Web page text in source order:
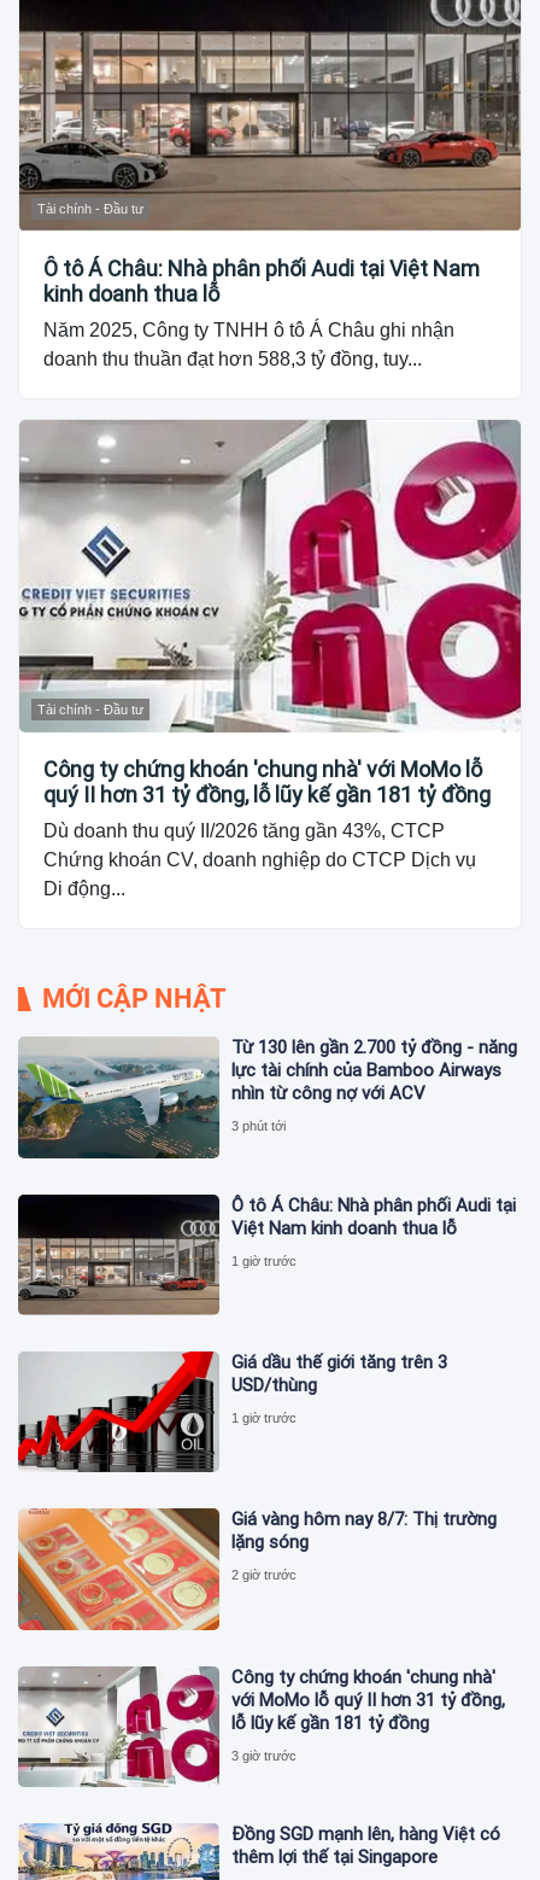
Tài chính - Đầu tư
Ô tô Á Châu: Nhà phân phối Audi tại Việt Nam
kinh doanh thua lỗ
Năm 2025, Công ty TNHH ô tô Á Châu ghi nhận
doanh thu thuần đạt hơn 588,3 tỷ đồng, tuy...
Tài chính - Đầu tư
Công ty chứng khoán 'chung nhà' với MoMo lỗ
quý II hơn 31 tỷ đồng, lỗ lũy kế gần 181 tỷ đồng
Dù doanh thu quý II/2026 tăng gần 43%, CTCP
Chứng khoán CV, doanh nghiệp do CTCP Dịch vụ
Di động...
MỚI CẬP NHẬT
Từ 130 lên gần 2.700 tỷ đồng - năng
lực tài chính của Bamboo Airways
nhìn từ công nợ với ACV
3 phút tới
Ô tô Á Châu: Nhà phân phối Audi tại
Việt Nam kinh doanh thua lỗ
1 giờ trước
Giá dầu thế giới tăng trên 3
USD/thùng
1 giờ trước
Giá vàng hôm nay 8/7: Thị trường
lặng sóng
2 giờ trước
Công ty chứng khoán 'chung nhà'
với MoMo lỗ quý II hơn 31 tỷ đồng,
lỗ lũy kế gần 181 tỷ đồng
3 giờ trước
Đồng SGD mạnh lên, hàng Việt có
thêm lợi thế tại Singapore